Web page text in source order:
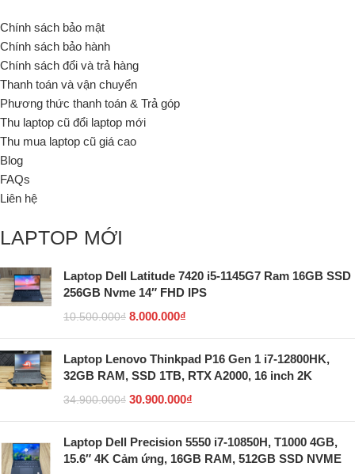
Chính sách bảo mật
Chính sách bảo hành
Chính sách đổi và trả hàng
Thanh toán và vận chuyển
Phương thức thanh toán & Trả góp
Thu laptop cũ đổi laptop mới
Thu mua laptop cũ giá cao
Blog
FAQs
Liên hệ
LAPTOP MỚI
Laptop Dell Latitude 7420 i5-1145G7 Ram 16GB SSD
256GB Nvme 14″ FHD IPS
10.500.000₫ 8.000.000₫
Laptop Lenovo Thinkpad P16 Gen 1 i7-12800HK,
32GB RAM, SSD 1TB, RTX A2000, 16 inch 2K
34.900.000₫ 30.900.000₫
Laptop Dell Precision 5550 i7-10850H, T1000 4GB,
15.6″ 4K Cảm ứng, 16GB RAM, 512GB SSD NVME